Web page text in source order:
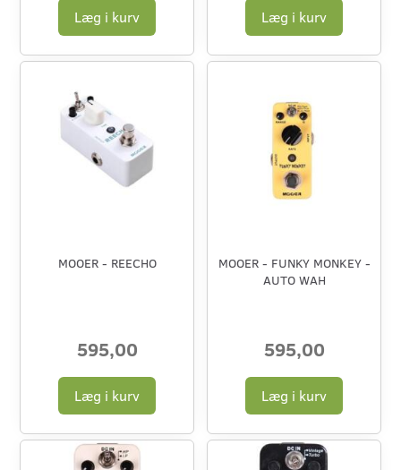
Læg i kurv Læg i kurv
MOOER - REECHO
595,00
Læg i kurv
MOOER - FUNKY MONKEY -
AUTO WAH
595,00
Læg i kurv